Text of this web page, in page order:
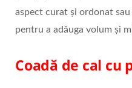
aspect curat și ordonat
pentru a adăuga volum și
Coadă de cal cu